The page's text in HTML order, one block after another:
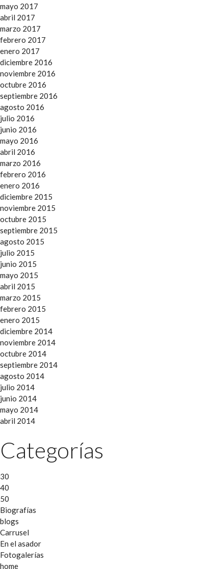
mayo 2017
abril 2017
marzo 2017
febrero 2017
enero 2017
diciembre 2016
noviembre 2016
octubre 2016
septiembre 2016
agosto 2016
julio 2016
junio 2016
mayo 2016
abril 2016
marzo 2016
febrero 2016
enero 2016
diciembre 2015
noviembre 2015
octubre 2015
septiembre 2015
agosto 2015
julio 2015
junio 2015
mayo 2015
abril 2015
marzo 2015
febrero 2015
enero 2015
diciembre 2014
noviembre 2014
octubre 2014
septiembre 2014
agosto 2014
julio 2014
junio 2014
mayo 2014
abril 2014
Categorías
30
40
50
Biografías
blogs
Carrusel
En el asador
Fotogalerías
home